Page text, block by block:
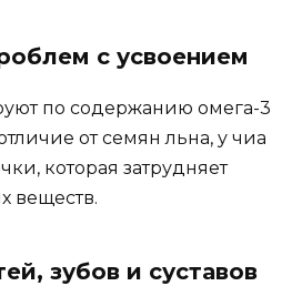
с усвоением
по содержанию омега-3
от семян льна, у чиа
которая затрудняет
веществ.
зубов и суставов